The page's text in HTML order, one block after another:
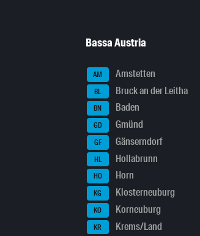
Bassa Austria
AM Amstetten
BL Bruck an der Leitha
BN Baden
GD Gmünd
GF Gänserndorf
HL Hollabrunn
HO Horn
KG Klosterneuburg
KO Korneuburg
KR Krems/Land